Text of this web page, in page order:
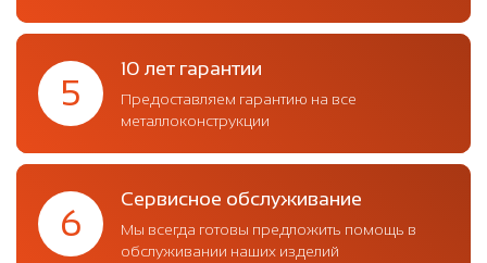
5
10 лет гарантии
Предоставляем гарантию на все
металлоконструкции
6
Сервисное обслуживание
Мы всегда готовы предложить помощь в
обслуживании наших изделий